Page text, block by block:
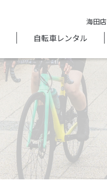
海田店
自転車レンタル